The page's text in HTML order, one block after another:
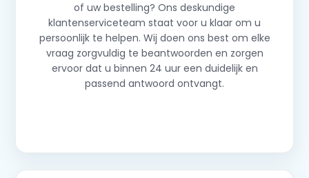
of uw bestelling? Ons deskundige
klantenserviceteam staat voor u klaar om u
persoonlijk te helpen. Wij doen ons best om elke
vraag zorgvuldig te beantwoorden en zorgen
ervoor dat u binnen 24 uur een duidelijk en
passend antwoord ontvangt.